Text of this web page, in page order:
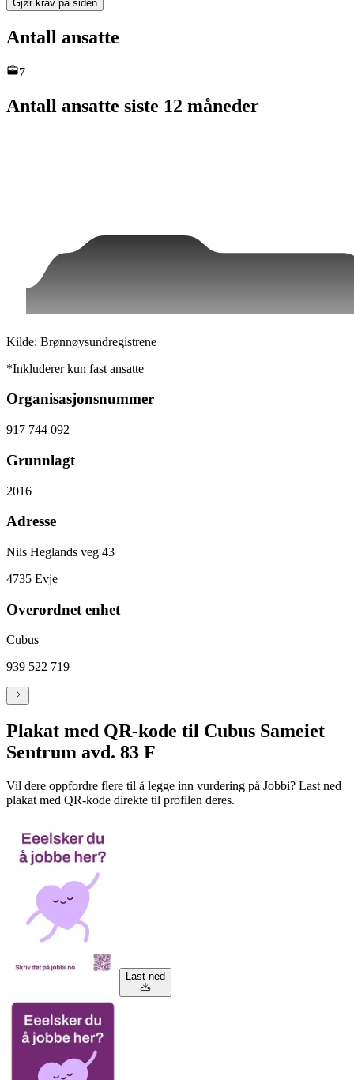
Gjør krav på siden
Antall ansatte
7
Antall ansatte siste 12 måneder
Kilde: Brønnøysundregistrene
*Inkluderer kun fast ansatte
Organisasjonsnummer
917 744 092
Grunnlagt
2016
Adresse
Nils Heglands veg 43
4735 Evje
Overordnet enhet
Cubus
939 522 719
Plakat med QR-kode til Cubus Sameiet
Sentrum avd. 83 F
Vil dere oppfordre flere til å legge inn vurdering på Jobbi? Last ned
plakat med QR-kode direkte til profilen deres.
Last ned